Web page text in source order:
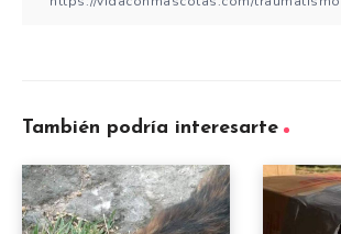
También podría interesarte